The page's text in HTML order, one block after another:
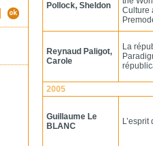
Pollock, Sheldon
Culture
Reynaud Paligot,
Carole
La
2005
Guillaume Le
BLANC